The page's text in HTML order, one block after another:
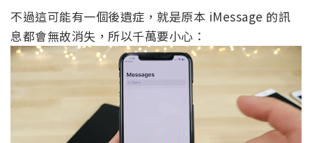
不過這可能有一個後遺症，就是原本 iMessage 的訊
息都會無故消失，所以千萬要小心：